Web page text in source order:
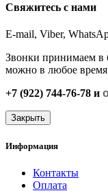
Свяжитесь с нами
E-mail, Viber,
Звонки принимаем в
можно в любое время
+7 (922) 744-76-78 и
Закрыть
Информация
Контакты
Оплата